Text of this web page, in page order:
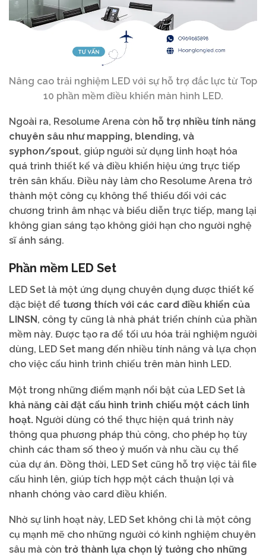
Nâng cao trải nghiệm LED với sự hỗ trợ đắc lực từ Top
10 phần mềm điều khiển màn hình LED.
Ngoài ra, Resolume Arena còn hỗ trợ nhiều tính năng
chuyên sâu như mapping, blending, và
syphon/spout, giúp người sử dụng linh hoạt hóa
quá trình thiết kế và điều khiển hiệu ứng trực tiếp
trên sân khấu. Điều này làm cho Resolume Arena trở
thành một công cụ không thể thiếu đối với các
chương trình âm nhạc và biểu diễn trực tiếp, mang lại
không gian sáng tạo không giới hạn cho người nghệ
sĩ ánh sáng.
Phần mềm LED Set
LED Set là một ứng dụng chuyên dụng được thiết kế
đặc biệt để tương thích với các card điều khiển của
LINSN, công ty cũng là nhà phát triển chính của phần
mềm này. Được tạo ra để tối ưu hóa trải nghiệm người
dùng, LED Set mang đến nhiều tính năng và lựa chọn
cho việc cấu hình trình chiếu trên màn hình LED.
Một trong những điểm mạnh nổi bật của LED Set là
khả năng cài đặt cấu hình trình chiếu một cách linh
hoạt. Người dùng có thể thực hiện quá trình này
thông qua phương pháp thủ công, cho phép họ tùy
chỉnh các tham số theo ý muốn và nhu cầu cụ thể
của dự án. Đồng thời, LED Set cũng hỗ trợ việc tải file
cấu hình lên, giúp tích hợp một cách thuận lợi và
nhanh chóng vào card điều khiển.
Nhờ sự linh hoạt này, LED Set không chỉ là một công
cụ mạnh mẽ cho những người có kinh nghiệm chuyên
sâu mà còn trở thành lựa chọn lý tưởng cho những